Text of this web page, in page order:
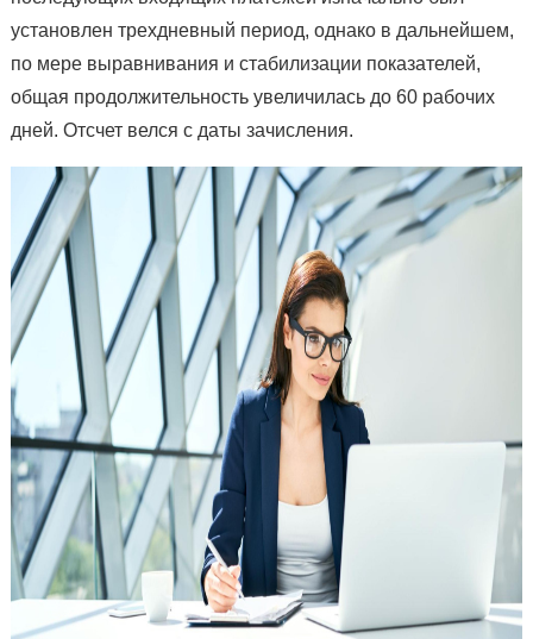
установлен трехдневный период, однако в дальнейшем,
по мере выравнивания и стабилизации показателей,
общая продолжительность увеличилась до 60 рабочих
дней. Отсчет велся с даты зачисления.